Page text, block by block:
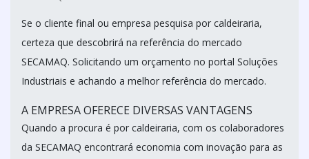
Se o cliente final ou empresa pesquisa por caldeiraria,
certeza que descobrirá na referência do mercado
SECAMAQ. Solicitando um orçamento no portal Soluções
Industriais e achando a melhor referência do mercado.
A EMPRESA OFERECE DIVERSAS VANTAGENS
Quando a procura é por caldeiraria, com os colaboradores
da SECAMAQ encontrará economia com inovação para as